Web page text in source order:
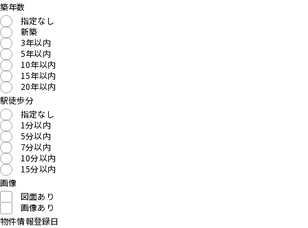
築年数
指定なし
新築
3年以内
5年以内
10年以内
15年以内
20年以内
駅徒歩分
指定なし
1分以内
5分以内
7分以内
10分以内
15分以内
画像
図面あり
画像あり
物件情報登録日